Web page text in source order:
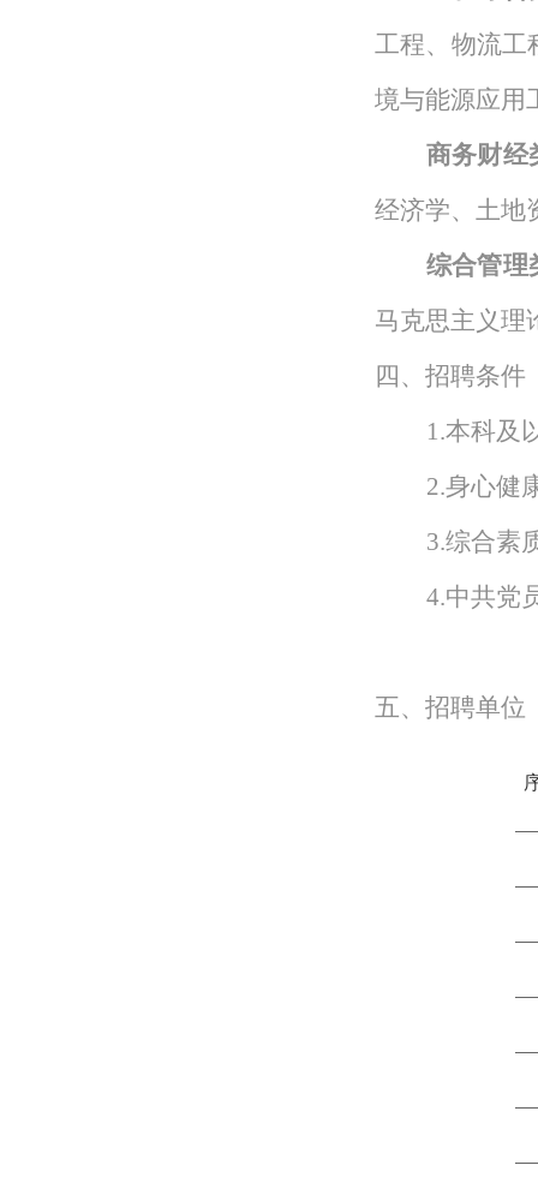
工程、物流工
境与能源应用
商务财经
经济学、土地
综合管理
马克思主义理
四、招聘条件
1.本科及
2.身心健
3.综合素
4.中共党
五、招聘单位